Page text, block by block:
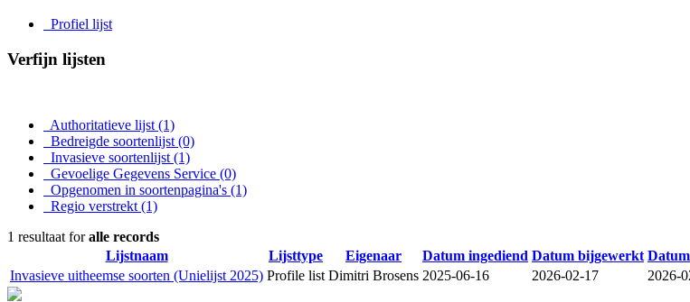
Profiel lijst
Verfijn lijsten
Authoritatieve lijst (1)
Bedreigde soortenlijst (0)
Invasieve soortenlijst (1)
Gevoelige Gegevens Service (0)
Opgenomen in soortenpagina's (1)
Regio verstrekt (1)
1 resultaat foralle records
Lijstnaam
Lijsttype Eigenaar Datum ingediend Datum bijgewerkt
Invasieve uitheemse soorten (Unielijst 2025) Profile list Dimitri Brosens 2025-06-16 2026-02-17 2026-